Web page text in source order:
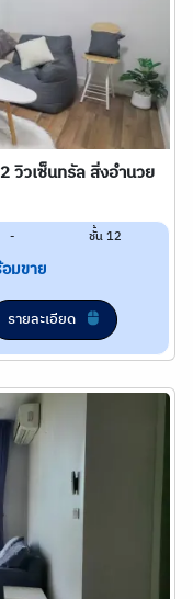
วิวเซ็นทรัล สิ่งอำนวย
- ชั้น 12
มขาย
รายละเอียด